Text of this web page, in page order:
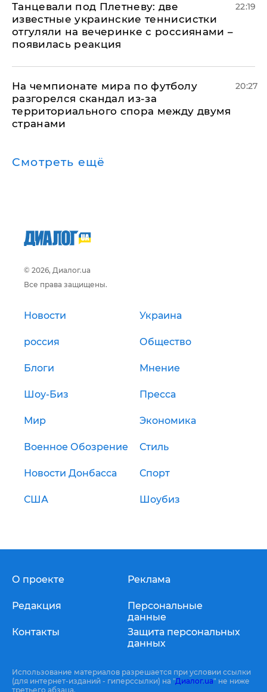
Танцевали под Плетневу: две
известные украинские теннисистки
отгуляли на вечеринке с россиянами –
появилась реакция
22:19
На чемпионате мира по футболу
разгорелся скандал из-за
территориального спора между двумя
странами
20:27
Смотреть ещё
© 2026, Диалог.ua
Все права защищены.
Новости Украина
россия Общество
Блоги Мнение
Шоу-Биз Пресса
Мир Экономика
Военное Обозрение Стиль
Новости Донбасса Спорт
США Шоубиз
О проекте
Редакция
Контакты
Реклама
Персональные
данные
Защита персональных
данных
Использование материалов разрешается при условии ссылки
(для интернет-изданий - гиперссылки) на "Диалог.ua" не ниже
третьего абзаца.